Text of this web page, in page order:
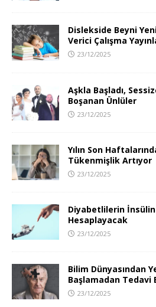
Dislekside Beyni
Verici Çalışma
23/12/2025
Aşkla Başladı,
Boşanan Ünlüler
23/12/2025
Yılın Son
Tükenmişlik Artıyor
23/12/2025
Diyabetlilerin
Hesaplayacak
23/12/2025
Bilim Dünyasından
Başlamadan Tedavi
23/12/2025